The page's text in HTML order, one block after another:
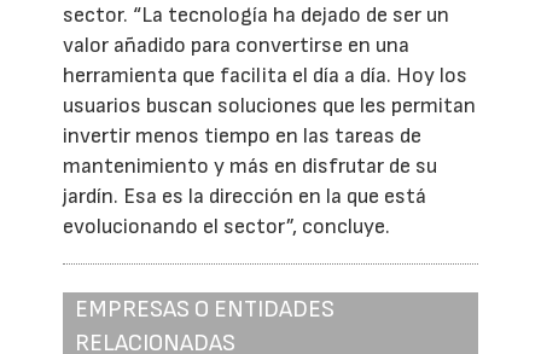
sector. “La tecnología ha dejado de ser un
valor añadido para convertirse en una
herramienta que facilita el día a día. Hoy los
usuarios buscan soluciones que les permitan
invertir menos tiempo en las tareas de
mantenimiento y más en disfrutar de su
jardín. Esa es la dirección en la que está
evolucionando el sector”, concluye.
EMPRESAS O ENTIDADES
RELACIONADAS